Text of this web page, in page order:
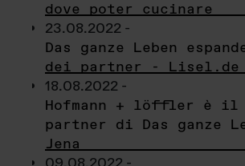
dove poter cucinare
23.08.2022 -
Das ganze Leben
dei partner - Lisel.de
18.08.2022 -
Hofmann + löffler è il
partner di Das ganze
Jena